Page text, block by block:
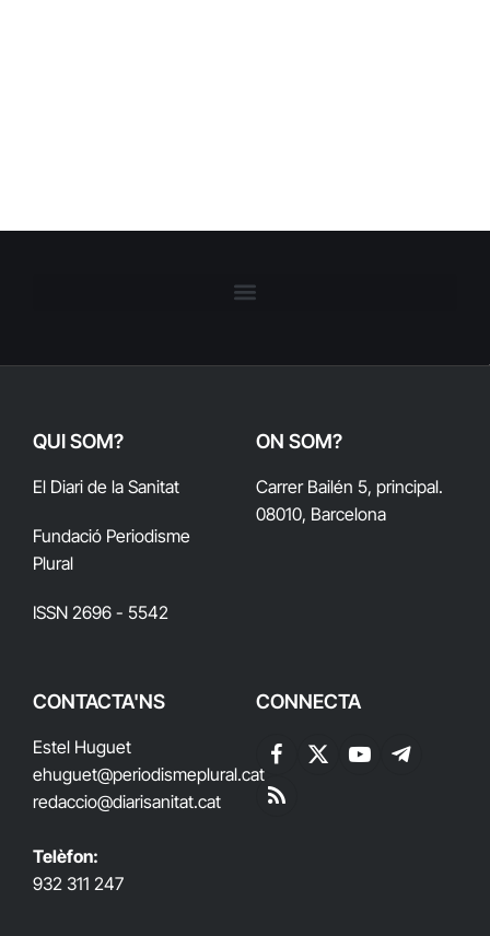
QUI SOM?
El Diari de la Sanitat
Fundació Periodisme
Plural
ISSN 2696 - 5542
ON SOM?
Carrer Bailén 5, principal.
08010, Barcelona
CONTACTA'NS
Estel Huguet
ehuguet@periodismeplural.cat
redaccio@diarisanitat.cat
Telèfon:
932 311 247
CONNECTA
Facebook
X
YouTubeTelegram
RSS